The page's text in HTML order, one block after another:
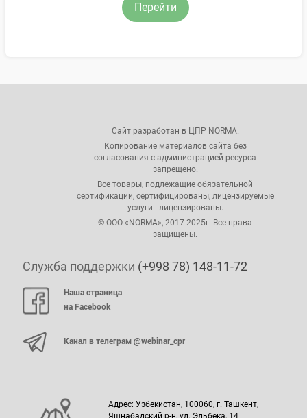
Перейти
Сайт разработан в ЦПР NORMA.
Копирование материалов сайта без
согласования с администрацией ресурса
запрещено.
Все товары, подлежащие обязательной
сертификации, сертифицированы, лицензируемые
услуги - лицензированы.
© ООО «NORMA», 2017-2025г. Все права
защищены.
Служба поддержки (+998 78) 148-11-72
Наша страница
на Facebook
Канал в телеграм @webinar_cpr
Адрес: Узбекистан, 100060, г. Ташкент,
Яшнабадский р-н, ул. Эльбека, 14